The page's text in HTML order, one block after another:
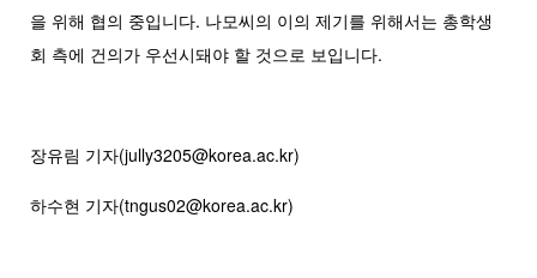
을 위해 협의 중입니다. 나모씨의 이의 제기를 위해서는 총학생
회 측에 건의가 우선시돼야 할 것으로 보입니다.
장유림 기자(jully3205@korea.ac.kr)
하수현 기자(tngus02@korea.ac.kr)